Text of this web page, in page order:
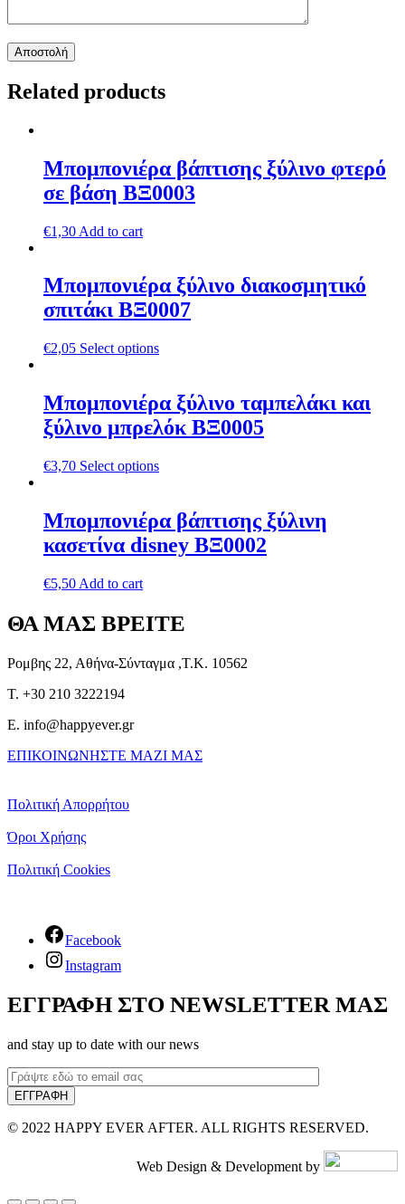
Related products
Μπομπονιέρα βάπτισης ξύλινο φτερό
σε βάση ΒΞ0003
€1,30 Add to cart
Μπομπονιέρα ξύλινo διακοσμητικό
σπιτάκι ΒΞ0007
€2,05 Select options
Μπομπονιέρα ξύλινο ταμπελάκι και
ξύλινο μπρελόκ ΒΞ0005
€3,70 Select options
Μπομπονιέρα βάπτισης ξύλινη
κασετίνα disney ΒΞ0002
€5,50 Add to cart
ΘΑ ΜΑΣ ΒΡΕΙΤΕ
Ρομβης 22, Αθήνα-Σύνταγμα ,Τ.Κ. 10562
T. +30 210 3222194
E. info@happyever.gr
ΕΠΙΚΟΙΝΩΝΗΣΤΕ ΜΑΖΙ ΜΑΣ
Πολιτική Απορρήτου
Όροι Χρήσης
Πολιτική Cookies
Facebook
Instagram
ΕΓΓΡΑΦΗ ΣΤΟ NEWSLETTER ΜΑΣ
and stay up to date with our news
© 2022 HAPPY EVER AFTER. ALL RIGHTS RESERVED.
Web Design & Development by